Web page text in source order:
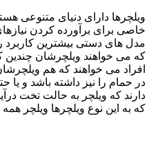
ویلچرها دارای دنیای متنوعی
خاصی برای برآورده کردن
مدل های دستی بیشترین کاربرد
که می خواهند ویلچرشان چندین
افراد می خواهند که هم
در حمام را نیز داشته باشد و یا
دارند که ویلچر به حالت تخت
که به این نوع ویلچرها ویلچر